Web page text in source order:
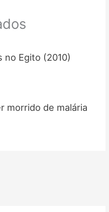
no Egito (2010)
morrido de malária